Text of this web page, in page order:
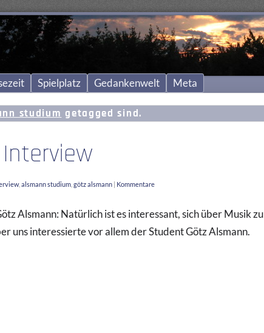
Spielplatz Gedankenwelt Meta
studium getagged sind.
, alsmann studium götz alsmann | Kommentare
Alsmann: Natürlich ist es interessant, sich über Musik zu
uns interessierte vor allem der Student Götz Alsmann.